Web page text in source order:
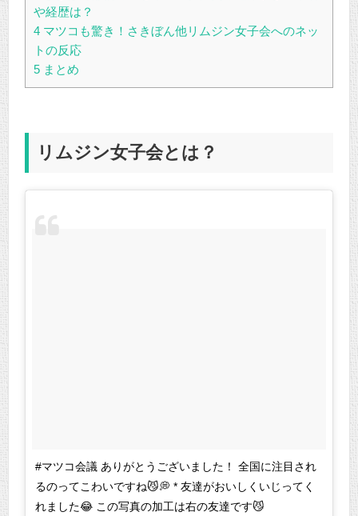
や経歴は？
4 マツコも驚き！さきぼん他リムジン女子会へのネッ
トの反応
5 まとめ
リムジン女子会とは？
#マツコ会議 ありがとうございました！ 全国に注目され
るのってこわいですね😼💭 * 友達がおいしくいじってく
れました😂 この写真の加工は右の友達です😼